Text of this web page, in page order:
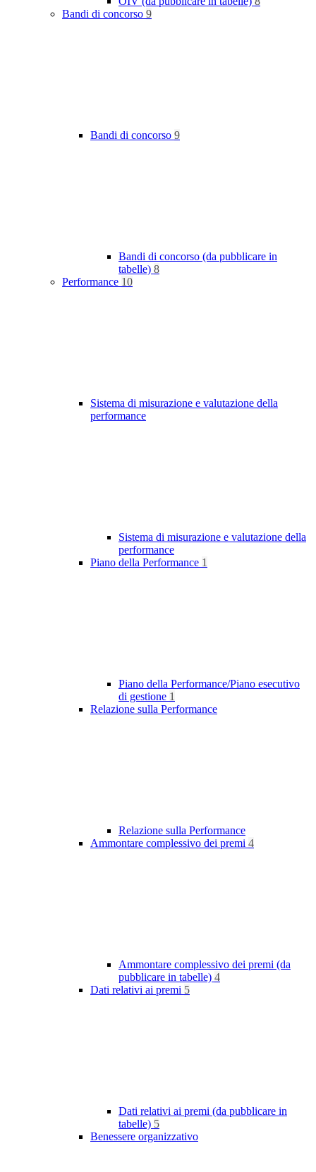
Bandi di concorso 9
Bandi di concorso 9
Bandi di concorso (da pubblicare in
tabelle) 8
Performance 10
Sistema di misurazione e valutazione della
performance
Sistema di misurazione e valutazione della
performance
Piano della Performance 1
Piano della Performance/Piano esecutivo
di gestione 1
Relazione sulla Performance
Relazione sulla Performance
Ammontare complessivo dei premi 4
Ammontare complessivo dei premi (da
pubblicare in tabelle) 4
Dati relativi ai premi 5
Dati relativi ai premi (da pubblicare in
tabelle) 5
Benessere organizzativo